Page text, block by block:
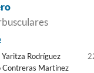
Rodríguez
Contreras Martínez